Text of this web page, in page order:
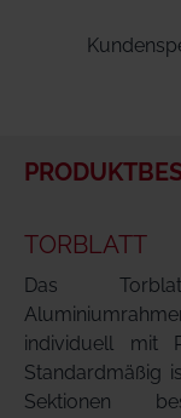
TORBLATT
Das
individuell mit
Standardmäßig
Sektionen